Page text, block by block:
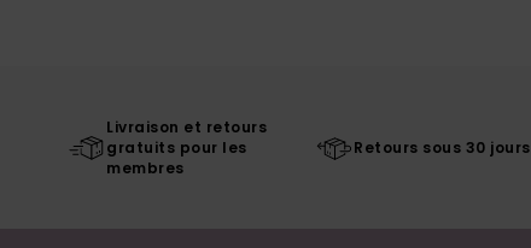
Livraison et retours
gratuits pour les
membres
Retours sous 30 jours